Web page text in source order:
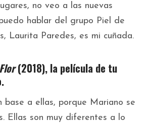
no veo a las nuevas
hablar del grupo Piel de
Laurita Paredes, es mi cuñada.
(2018), la película de tu
base a ellas, porque Mariano se
Ellas son muy diferentes a lo